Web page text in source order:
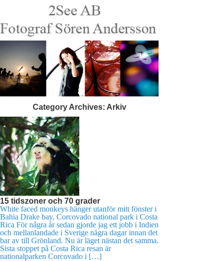
Category Archives: Arkiv
15 tidszoner och 70 grader
White faced monkeys hänger utanför mitt fönster i
Bahia Drake bay, Corcovado national park i Costa
Rica För några år sedan gjorde jag ett jobb i Indien
och mellanlandade i Sverige några dagar innan det
bar av till Grönland. Nu är läget nästan det samma.
Sista stoppet på Costa Rica resan är
nationalparken Corcovado i […]